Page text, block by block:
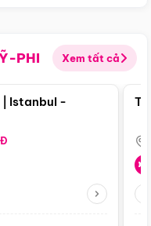
PHI Xem tất cả
Điểm nổi bật
| Istanbul -